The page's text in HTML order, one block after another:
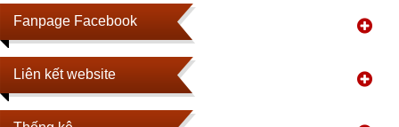
Fanpage Facebook
Liên kết website